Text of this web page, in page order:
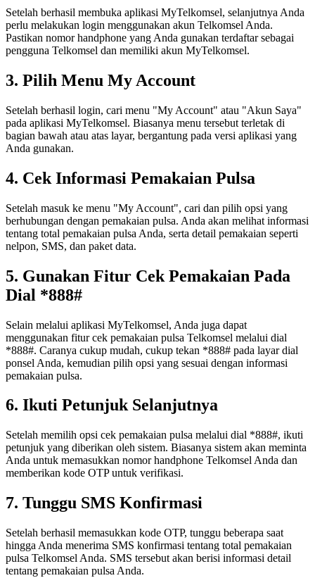
Setelah berhasil membuka aplikasi MyTelkomsel, selanjutnya Anda
perlu melakukan login menggunakan akun Telkomsel Anda.
Pastikan nomor handphone yang Anda gunakan terdaftar sebagai
pengguna Telkomsel dan memiliki akun MyTelkomsel.
3. Pilih Menu My Account
Setelah berhasil login, cari menu "My Account" atau "Akun Saya"
pada aplikasi MyTelkomsel. Biasanya menu tersebut terletak di
bagian bawah atau atas layar, bergantung pada versi aplikasi yang
Anda gunakan.
4. Cek Informasi Pemakaian Pulsa
Setelah masuk ke menu "My Account", cari dan pilih opsi yang
berhubungan dengan pemakaian pulsa. Anda akan melihat informasi
tentang total pemakaian pulsa Anda, serta detail pemakaian seperti
nelpon, SMS, dan paket data.
5. Gunakan Fitur Cek Pemakaian Pada
Dial *888#
Selain melalui aplikasi MyTelkomsel, Anda juga dapat
menggunakan fitur cek pemakaian pulsa Telkomsel melalui dial
*888#. Caranya cukup mudah, cukup tekan *888# pada layar dial
ponsel Anda, kemudian pilih opsi yang sesuai dengan informasi
pemakaian pulsa.
6. Ikuti Petunjuk Selanjutnya
Setelah memilih opsi cek pemakaian pulsa melalui dial *888#, ikuti
petunjuk yang diberikan oleh sistem. Biasanya sistem akan meminta
Anda untuk memasukkan nomor handphone Telkomsel Anda dan
memberikan kode OTP untuk verifikasi.
7. Tunggu SMS Konfirmasi
Setelah berhasil memasukkan kode OTP, tunggu beberapa saat
hingga Anda menerima SMS konfirmasi tentang total pemakaian
pulsa Telkomsel Anda. SMS tersebut akan berisi informasi detail
tentang pemakaian pulsa Anda.